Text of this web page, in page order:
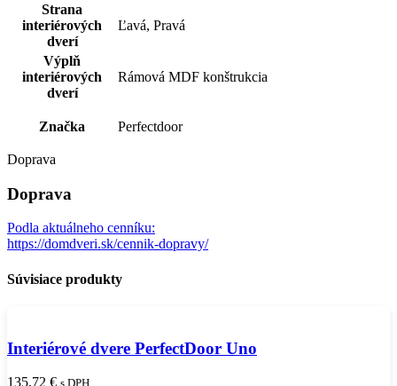
Strana
interiérových
dverí
Ľavá, Pravá
Výplň
interiérových
dverí
Rámová MDF konštrukcia
Značka Perfectdoor
Doprava
Doprava
Podla aktuálneho cenníku:
https://domdveri.sk/cennik-dopravy/
Súvisiace produkty
Interiérové dvere PerfectDoor Uno
135,72 € s DPH